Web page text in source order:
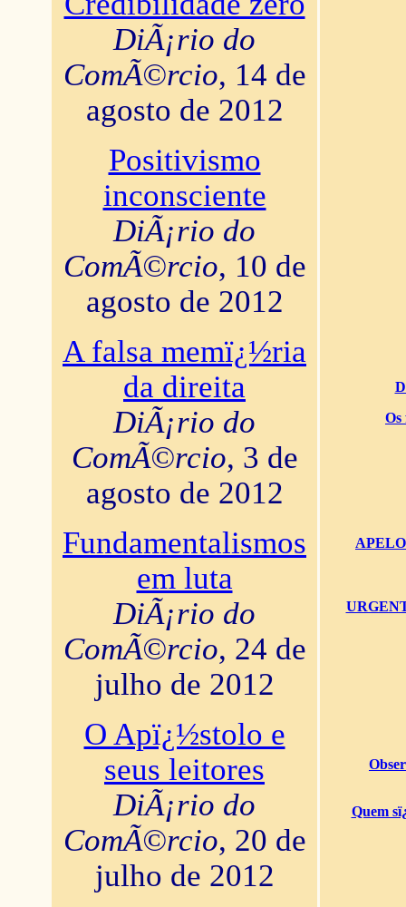
DiÃ¡rio do
ComÃ©rcio, 14 de
agosto de 2012
Positivismo
inconsciente
DiÃ¡rio do
ComÃ©rcio, 10 de
agosto de 2012
A falsa memï¿½ria
da direita
DiÃ¡rio do
ComÃ©rcio, 3 de
agosto de 2012
Fundamentalismos
em luta
DiÃ¡rio do
ComÃ©rcio, 24 de
julho de 2012
O Apï¿½stolo e
seus leitores
DiÃ¡rio do
ComÃ©rcio, 20 de
julho de 2012
Os
Quem